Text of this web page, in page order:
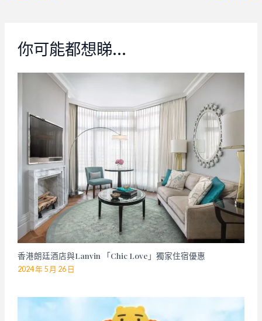
你可能都想睇…
香港朗廷酒店與Lanvin 「Chic Love」獨家住宿優惠
2024 年 5 月 26 日